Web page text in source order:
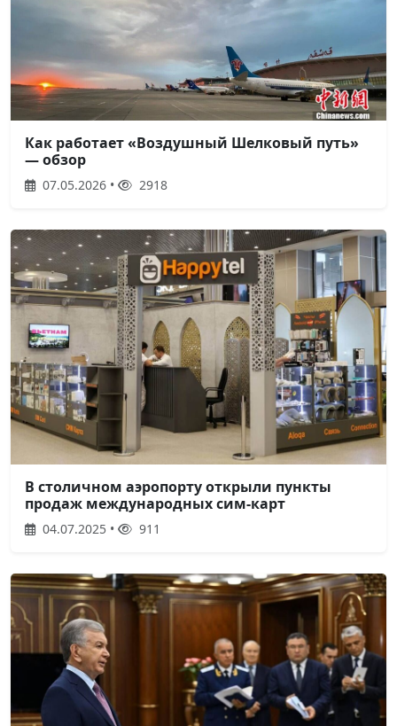
Как работает «Воздушный Шелковый путь»
— обзор
07.05.2026 • 2918
В столичном аэропорту открыли пункты
продаж международных сим-карт
04.07.2025 • 911